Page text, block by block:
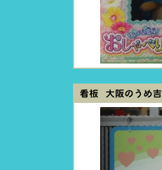
看板 大阪のうめ吉